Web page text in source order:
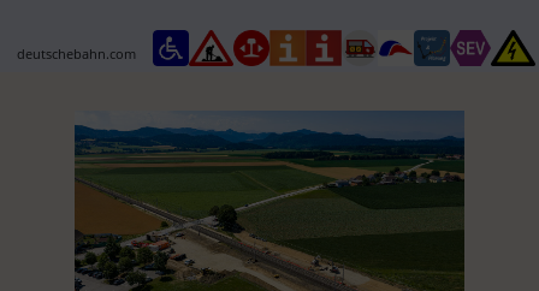
deutschebahn.com